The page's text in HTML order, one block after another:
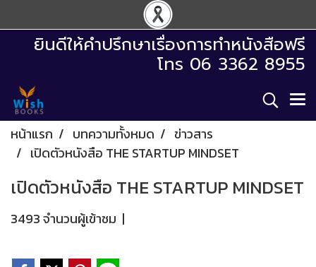
ยินดีให้คำปรึกษาเรื่องการทำหนังสือฟรี
โทร 06 3362 8955
หน้าแรก บทความทั้งหมด
ข่าวสาร
เปิดตัวหนังสือ THE STARTUP MINDSET
เปิดตัวหนังสือ THE STARTUP MINDSET
3493 จำนวนผู้เข้าชม |